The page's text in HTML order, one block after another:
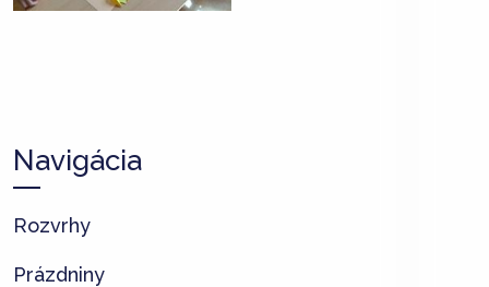
Navigácia
Rozvrhy
Prázdniny